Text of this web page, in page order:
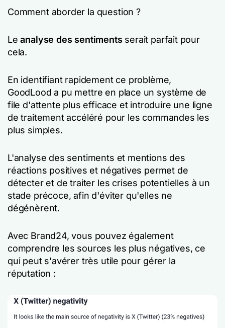
Comment aborder la question ?
Leanalyse des sentiments serait parfait pour
cela.
En identifiant rapidement ce problème,
GoodLood a pu mettre en place un système de
file d'attente plus efficace et introduire une ligne
de traitement accéléré pour les commandes les
plus simples.
L'analyse des sentiments et mentions des
réactions positives et négatives permet de
détecter et de traiter les crises potentielles à un
stade précoce, afin d'éviter qu'elles ne
dégénèrent.
Avec Brand24, vous pouvez également
comprendre les sources les plus négatives, ce
qui peut s'avérer très utile pour gérer la
réputation :